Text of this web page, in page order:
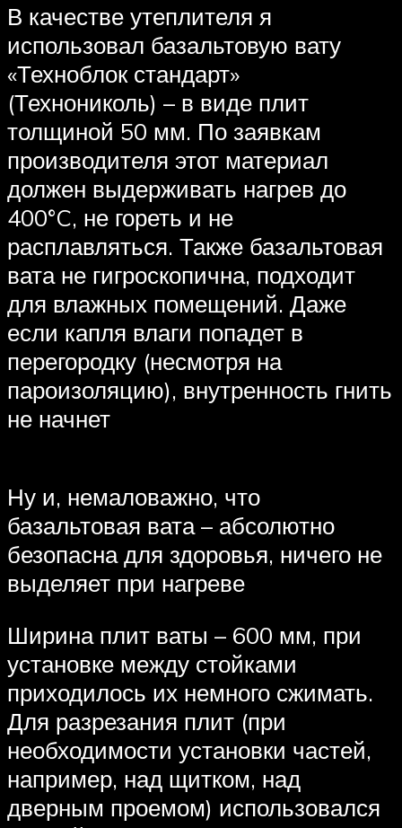
В качестве утеплителя я
использовал базальтовую вату
«Техноблок стандарт»
(Технониколь) – в виде плит
толщиной 50 мм. По заявкам
производителя этот материал
должен выдерживать нагрев до
400°C, не гореть и не
расплавляться. Также базальтовая
вата не гигроскопична, подходит
для влажных помещений. Даже
если капля влаги попадет в
перегородку (несмотря на
пароизоляцию), внутренность гнить
не начнет
Ну и, немаловажно, что
базальтовая вата – абсолютно
безопасна для здоровья, ничего не
выделяет при нагреве
Ширина плит ваты – 600 мм, при
установке между стойками
приходилось их немного сжимать.
Для разрезания плит (при
необходимости установки частей,
например, над щитком, над
дверным проемом) использовался